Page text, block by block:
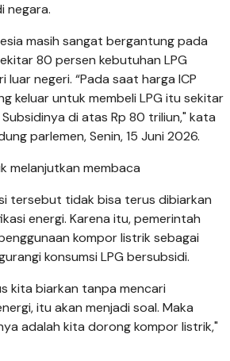
negara.
masih sangat bergantung pada
80 persen kebutuhan LPG
luar negeri. “Pada saat harga ICP
keluar untuk membeli LPG itu sekitar
di atas Rp 80 triliun," kata
parlemen, Senin, 15 Juni 2026.
melanjutkan membaca
tersebut tidak bisa terus dibiarkan
energi. Karena itu, pemerintah
kompor listrik sebagai
konsumsi LPG bersubsidi.
kita biarkan tanpa mencari
itu akan menjadi soal. Maka
adalah kita dorong kompor listrik,"